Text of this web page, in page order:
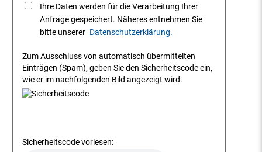
Ihre Daten werden für die Verarbeitung Ihrer
Anfrage gespeichert. Näheres entnehmen Sie
bitte unserer Datenschutzerklärung.
Zum Ausschluss von automatisch übermittelten
Einträgen (Spam), geben Sie den Sicherheitscode ein,
wie er im nachfolgenden Bild angezeigt wird.
Sicherheitscode vorlesen: